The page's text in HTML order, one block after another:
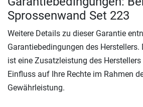
Sprossenwand Set 223
Weitere Details zu dieser Garantie
Garantiebedingungen des Herstellers.
ist eine Zusatzleistung des
Einfluss auf Ihre Rechte im Rahmen
Gewährleistung.